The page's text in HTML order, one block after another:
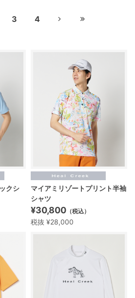
3 4
クシ
マイアミリゾートプリント半袖
シャツ
¥30,800 （税込）
税抜 ¥28,000